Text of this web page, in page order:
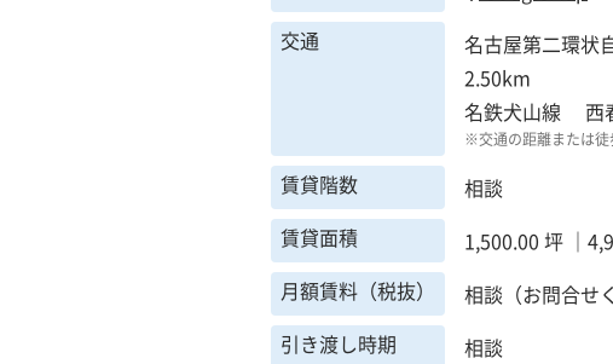
交通
名古屋第二環
2.50km
名鉄犬山線 西
※交通の距離または徒
賃貸階数
相談
賃貸面積
1,500.00 坪 ｜
月額賃料（税抜）
相談（お問合せ
引き渡し時期
相談